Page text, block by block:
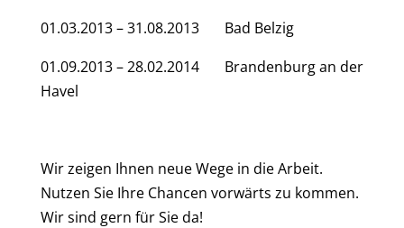
01.03.2013 – 31.08.2013 Bad Belzig
01.09.2013 – 28.02.2014 Brandenburg an der
Havel
Wir zeigen Ihnen neue Wege in die Arbeit.
Nutzen Sie Ihre Chancen vorwärts zu kommen.
Wir sind gern für Sie da!